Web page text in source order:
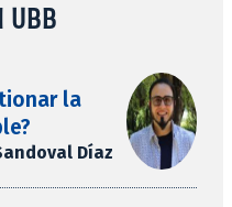
UBB
la
Díaz